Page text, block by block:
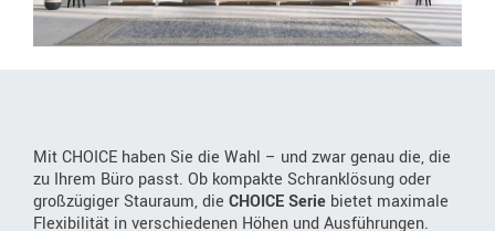
Mit CHOICE haben Sie die Wahl – und zwar genau die, die
zu Ihrem Büro passt. Ob kompakte Schranklösung oder
großzügiger Stauraum, die CHOICE Serie bietet maximale
Flexibilität in verschiedenen Höhen und Ausführungen.